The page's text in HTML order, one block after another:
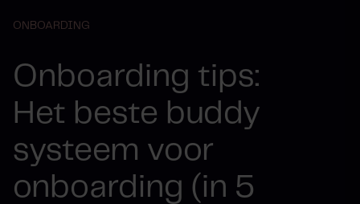
ONBOARDING
Onboarding tips:
Het beste buddy
systeem voor
onboarding (in 5